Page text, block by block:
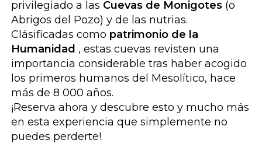
privilegiado a las Cuevas de Monigotes (o
Abrigos del Pozo) y de las nutrias.
Clásificadas como patrimonio de la
Humanidad , estas cuevas revisten una
importancia considerable tras haber acogido
los primeros humanos del Mesolítico, hace
más de 8 000 años.
¡Reserva ahora y descubre esto y mucho más
en esta experiencia que simplemente no
puedes perderte!